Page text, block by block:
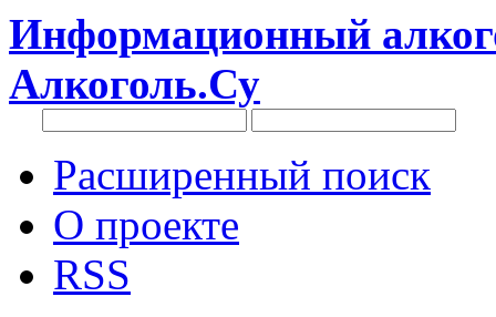
Информационный
Алкоголь.Су
Расширенный поиск
О проекте
RSS